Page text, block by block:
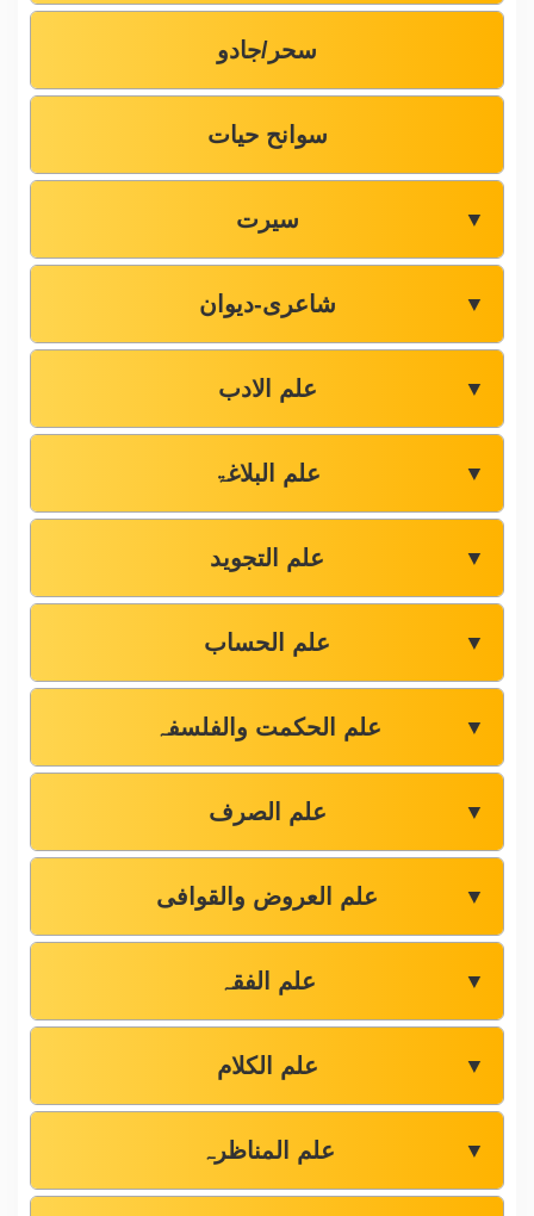
سحر/جادو
سوانح حیات
سیرت ▼
شاعری-دیوان ▼
علم الادب ▼
علم البلاغۃ ▼
علم التجوید ▼
علم الحساب ▼
علم الحکمت والفلسفہ ▼
علم الصرف ▼
علم العروض والقوافی ▼
علم الفقہ ▼
علم الکلام ▼
علم المناظرہ ▼